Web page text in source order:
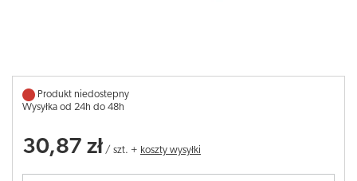
Produkt niedostepny
Wysyłka od 24h do 48h
30,87 zł / szt. + koszty wysyłki